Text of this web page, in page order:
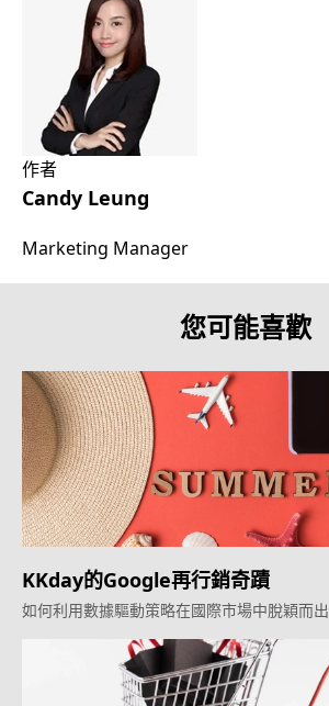
作者
Candy Leung
Marketing Manager
您可能喜歡
KKday的Google再行銷奇蹟
如何利用數據驅動策略在國際市場中脫穎而出